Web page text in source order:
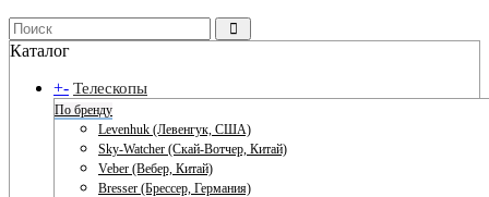
Каталог
+- Телескопы
По бренду
Levenhuk (Левенгук, США)
Sky-Watcher (Скай-Вотчер, Китай)
Veber (Вебер, Китай)
Bresser (Брессер, Германия)